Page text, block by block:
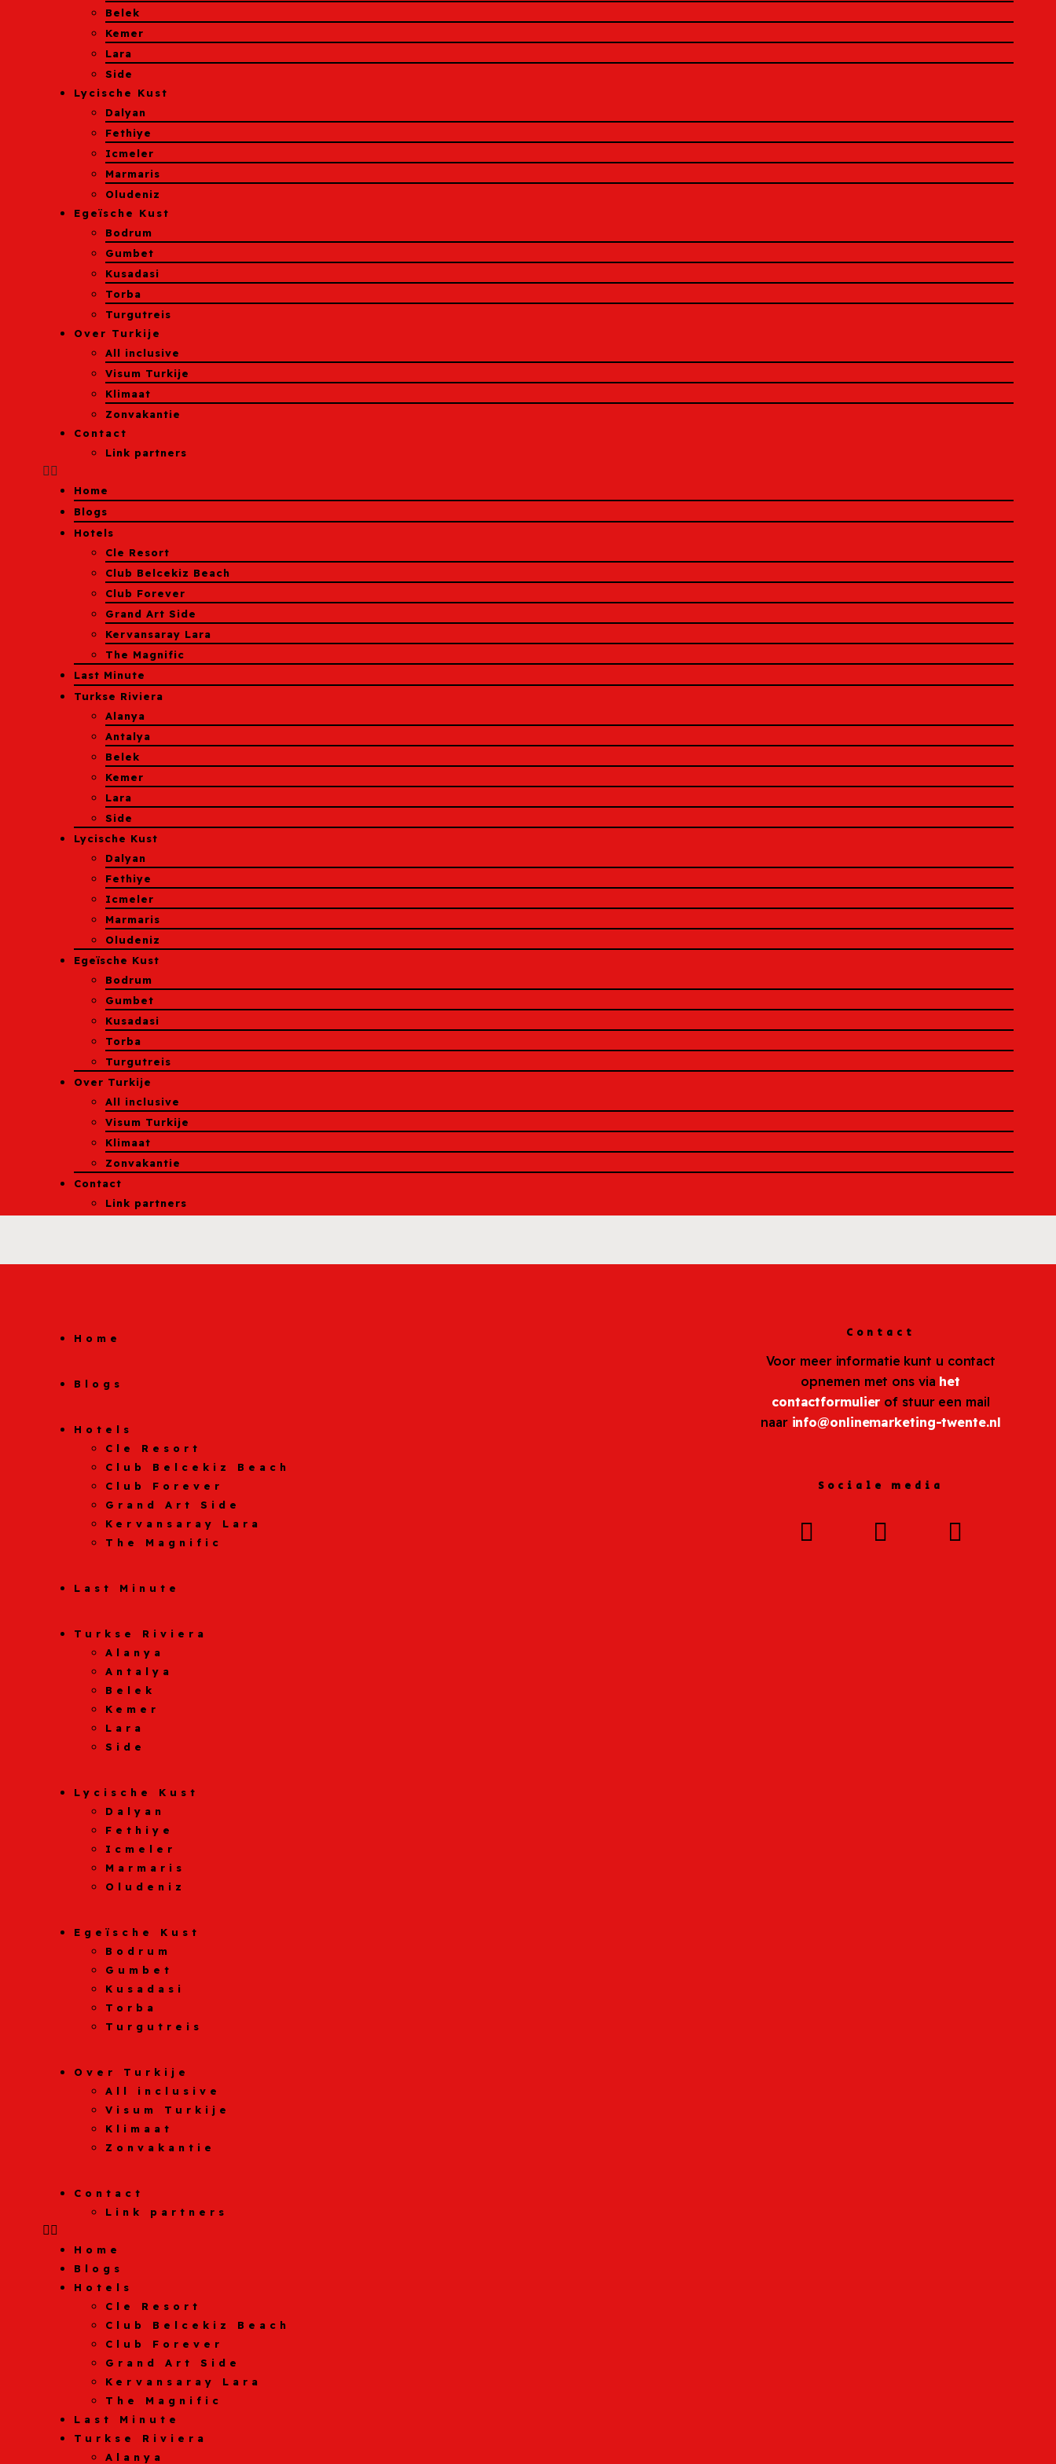
Belek
Kemer
Lara
Side
Lycische Kust
Dalyan
Fethiye
Icmeler
Marmaris
Oludeniz
Egeïsche Kust
Bodrum
Gumbet
Kusadasi
Torba
Turgutreis
Over Turkije
All inclusive
Visum Turkije
Klimaat
Zonvakantie
Contact
Link partners
Home
Blogs
Hotels
Cle Resort
Club Belcekiz Beach
Club Forever
Grand Art Side
Kervansaray Lara
The Magnific
Last Minute
Turkse Riviera
Alanya
Antalya
Belek
Kemer
Lara
Side
Lycische Kust
Dalyan
Fethiye
Icmeler
Marmaris
Oludeniz
Egeïsche Kust
Bodrum
Gumbet
Kusadasi
Torba
Turgutreis
Over Turkije
All inclusive
Visum Turkije
Klimaat
Zonvakantie
Contact
Link partners
Home
Blogs
Hotels
Cle Resort
Club Belcekiz Beach
Club Forever
Grand Art Side
Kervansaray Lara
The Magnific
Last Minute
Turkse Riviera
Alanya
Antalya
Belek
Kemer
Lara
Side
Lycische Kust
Dalyan
Fethiye
Icmeler
Marmaris
Oludeniz
Egeïsche Kust
Bodrum
Gumbet
Kusadasi
Torba
Turgutreis
Over Turkije
All inclusive
Visum Turkije
Klimaat
Zonvakantie
Contact
Link partners
Home
Blogs
Hotels
Cle Resort
Club Belcekiz Beach
Club Forever
Grand Art Side
Kervansaray Lara
The Magnific
Last Minute
Turkse Riviera
Alanya
Contact
Voor meer informatie kunt u contact
opnemen met ons via het
contactformulier of stuur een mail
naar info@onlinemarketing-twente.nl
Sociale media